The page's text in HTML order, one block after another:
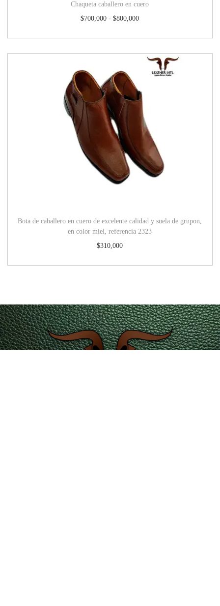
Chaqueta caballero en cuero
$700,000 - $800,000
Bota de caballero en cuero de excelente calidad y suela de grupon,
en color miel, referencia 2323
$310,000